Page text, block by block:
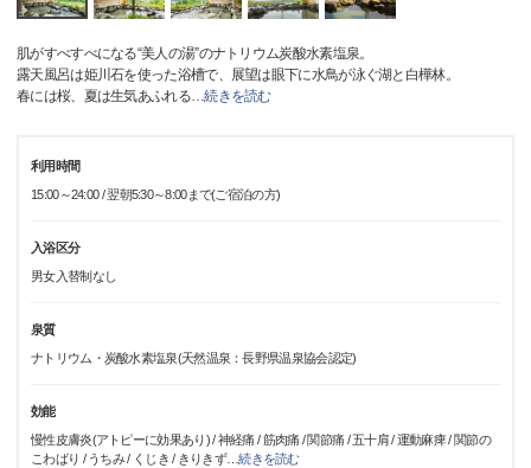
肌がすべすべになる“美人の湯”のナトリウム炭酸水素塩泉。
露天風呂は姫川石を使った浴槽で、展望は眼下に水鳥が泳ぐ湖と白樺林。
春には桜、夏は生気あふれる…続きを読む
利用時間
15:00～24:00 / 翌朝5:30～8:00まで(ご宿泊の方)
入浴区分
男女入替制なし
泉質
ナトリウム・炭酸水素塩泉(天然温泉：長野県温泉協会認定)
効能
慢性皮膚炎(アトピーに効果あり) / 神経痛 / 筋肉痛 / 関節痛 / 五十肩 / 運動麻痺 / 関節の
こわばり / うちみ / くじき / きりきず…続きを読む